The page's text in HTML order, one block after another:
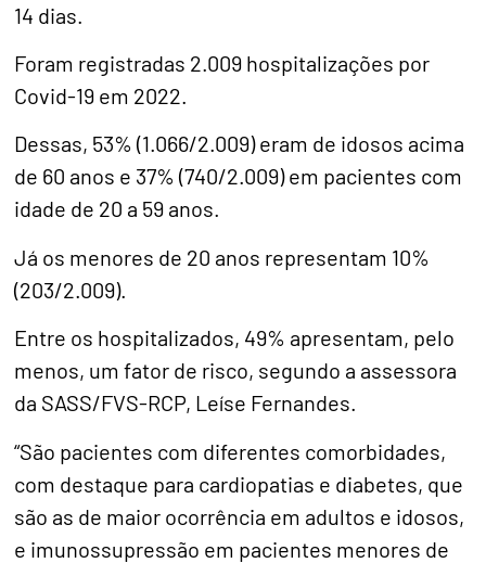
14 dias.
Foram registradas 2.009 hospitalizações por
Covid-19 em 2022.
Dessas, 53% (1.066/2.009) eram de idosos acima
de 60 anos e 37% (740/2.009) em pacientes com
idade de 20 a 59 anos.
Já os menores de 20 anos representam 10%
(203/2.009).
Entre os hospitalizados, 49% apresentam, pelo
menos, um fator de risco, segundo a assessora
da SASS/FVS-RCP, Leíse Fernandes.
“São pacientes com diferentes comorbidades,
com destaque para cardiopatias e diabetes, que
são as de maior ocorrência em adultos e idosos,
e imunossupressão em pacientes menores de